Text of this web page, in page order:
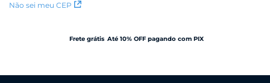
Não sei meu CEP
Frete grátis Até 10% OFF pagando com PIX